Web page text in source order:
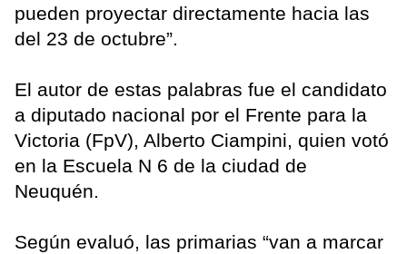
pueden proyectar directamente hacia las
del 23 de octubre”.
El autor de estas palabras fue el candidato
a diputado nacional por el Frente para la
Victoria (FpV), Alberto Ciampini, quien votó
en la Escuela N 6 de la ciudad de
Neuquén.
Según evaluó, las primarias “van a marcar